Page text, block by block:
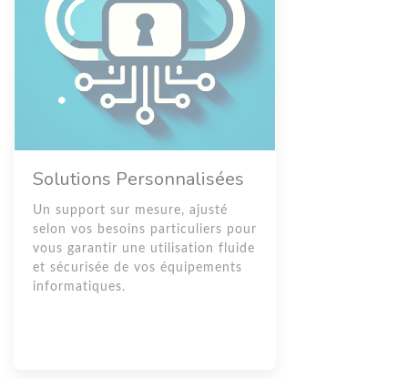
Solutions Personnalisées
Un support sur mesure, ajusté
selon vos besoins particuliers pour
vous garantir une utilisation fluide
et sécurisée de vos équipements
informatiques.